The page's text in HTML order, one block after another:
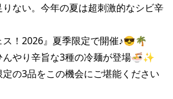
ない。今年の夏は超刺激的なシビ辛
ス！2026』夏季限定で開催♪😎🌴
んやり辛旨な3種の冷麺が登場🍜✨
の3品をこの機会にご堪能ください